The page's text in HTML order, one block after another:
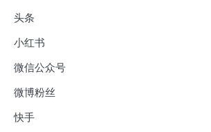
头条
小红书
微信公众号
微博粉丝
快手